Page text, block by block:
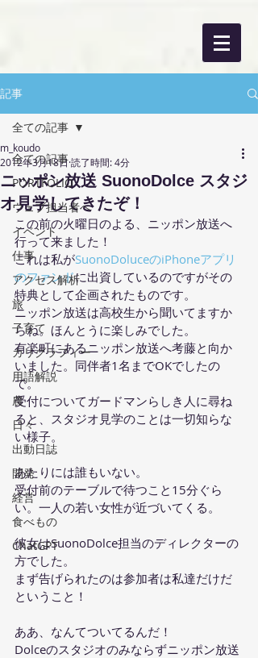
記事
全ての記事
PORTFOLIO
ウェブ担当者へ
イベント
仕事
アクセス解析
旅
子育て
カリグラフィー
用語解説
農
日々
出動日誌
開発
経営
食べもの
ChatGPT
全ての記事
ニッポン放送 SuonoDolce スタジ
オ見学してきたぞ！
m_koudo
2012年3月18日読了時間: 4分
この前の火曜日のよる、ニッポン放送へ
行って来ました！
これは私がSuonoDoluceのiPhoneアプリ
のファンドに出資しているのですがその
特典として企画されたものです。
ニッポン放送は高校生から聞いてますか
らね。ほんとうに楽しみでした。
有楽町にあるニッポン放送へ考藤と向か
いました。同伴者1名までOKでしたの
で。
受付についてガードマンらしき人に尋ね
ると、スタジオ見学のことは一切知らな
い様子。
あたりには誰もいない。
受付前のテーブルで待つこと15分ぐら
い。一人の若い女性が近づいてくる。
彼女はSuonoDolce担当のディレクターの
方でした。
まず告げられたのは参加者は私達だけだ
ということ！
ああ、なんてついてるんだ！
Dolceのスタジオのみならずニッポン放送